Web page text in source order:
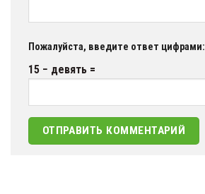
Пожалуйста, введите ответ цифрами:
15 − девять =